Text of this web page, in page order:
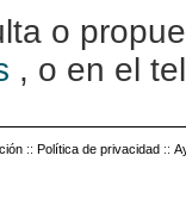
o
, o en el
:: Política de privacidad ::